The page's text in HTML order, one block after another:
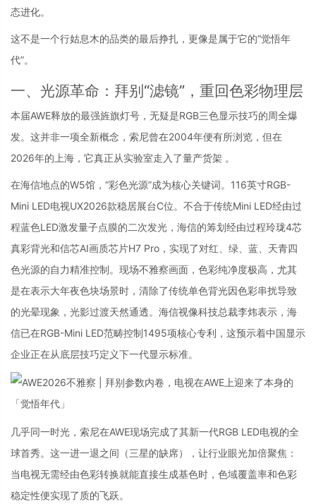
态进化。
这不是一个行姑息木的品类的最后挣扎，更像是属于它的“觉悟年
代”。
一、光源革命：拜别“滤镜”，重回色彩物理层
本届AWE释放的最强旌旗灯号，无疑是RGB三色显示技巧的周全爆
发。这并非一项全新概念，索尼曾在2004年便有所浏览，但在
2026年的上海，它真正从实验室走入了量产货架 。
在海信地点的W5馆，“彩色光源”成为核心关键词。116英寸RGB-
Mini LED电视UX2026款稳居展台C位。不合于传统Mini LED经由过
程蓝色LED激发量子点膜的二次发光，海信的筹划经由过程玲珑4芯
真彩背光和信芯AI画质芯片H7 Pro，实现了对红、绿、蓝、天青四
色光源的自力精准控制。现场不雅察画面，色彩纯净度极高，尤其
是在表示大年夜色块场景时，清除了传统单色背光因色彩串扰导致
的光晕现象，光影过渡天然通透。海信视像科技总裁李炜表示，海
信已在RGB-Mini LED范畴控制1495项核心专利，这预示着中国显示
企业正在从底层技巧定义下一代显示标准。
几乎同一时光，索尼在AWE现场完成了其新一代RGB LED电视的全
球首秀。这一进一退之间（三星的缺席），让行业眼光加倍聚焦：
当电视无需经由色彩转换就能直接生成基色时，色域覆盖率和色彩
稳定性便实现了质的飞跃。